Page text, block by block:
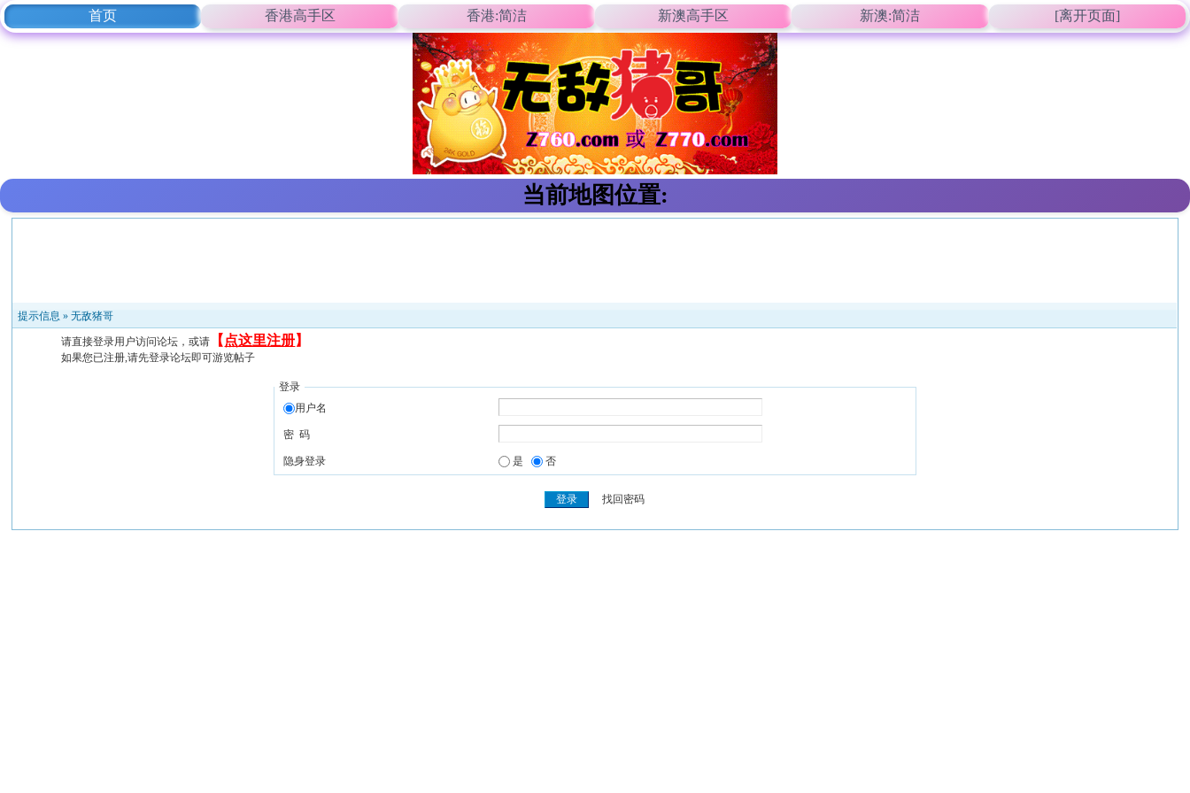
首页 香港高手区 香港:简洁 新澳高手区 新澳:简洁 [离开页面]
当前地图位置:
提示信息 »无敌猪哥
请直接登录用户访问论坛，或请 【 点这里注册】
如果您已注册,请先登录论坛即可游览帖子
登录
用户名
密 码
隐身登录 是 否
找回密码